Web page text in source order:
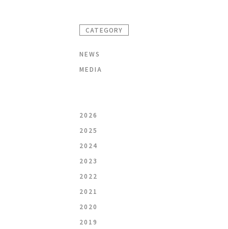
CATEGORY
NEWS
MEDIA
2026
2025
2024
2023
2022
2021
2020
2019